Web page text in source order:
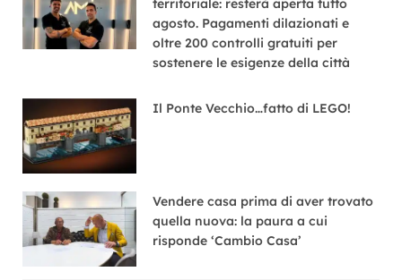
territoriale: resterà aperta tutto
agosto. Pagamenti dilazionati e
oltre 200 controlli gratuiti per
sostenere le esigenze della città
Il Ponte Vecchio…fatto di LEGO!
Vendere casa prima di aver trovato
quella nuova: la paura a cui
risponde ‘Cambio Casa’